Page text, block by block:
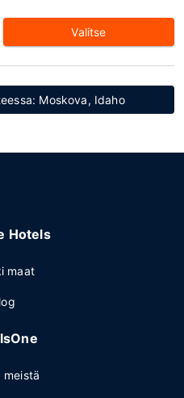
Valitse
Moskova, Idaho
Hotels
maat
meistä